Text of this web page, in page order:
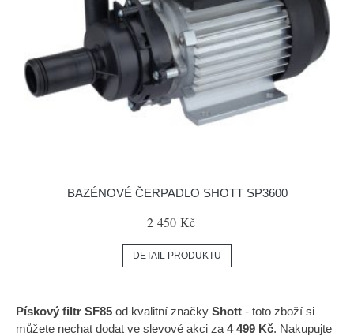
BAZÉNOVÉ ČERPADLO SHOTT SP3600
2 450 Kč
DETAIL PRODUKTU
Pískový filtr SF85 od kvalitní značky Shott - toto zboží si
můžete nechat dodat ve slevové akci za 4 499 Kč. Nakupujte